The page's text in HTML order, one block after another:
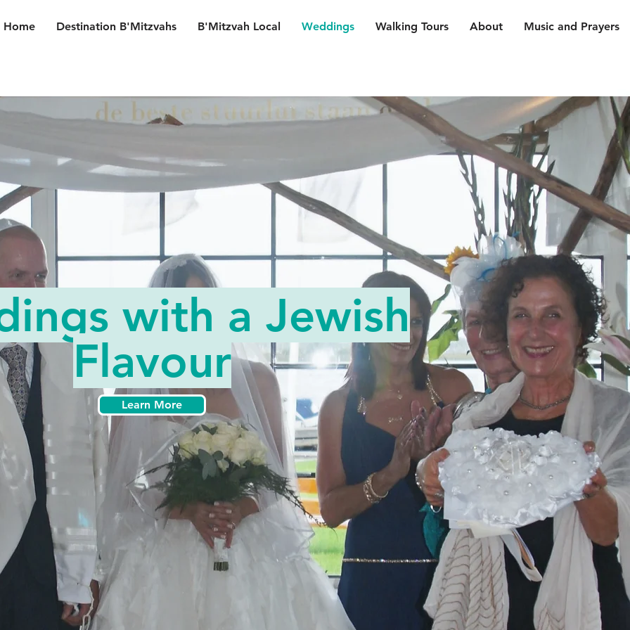
Home Destination B'Mitzvahs B'Mitzvah Local Weddings Walking Tours About Music and Prayers
with a Jewish
Flavour
Learn More